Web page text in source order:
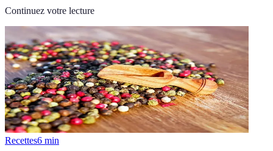
Continuez votre lecture
Recettes6 min